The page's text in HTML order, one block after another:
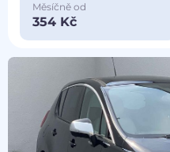
Měsíčně od
354 Kč